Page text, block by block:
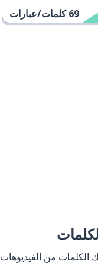
69 كلمات/عبارات
الكلمات من الفيديوهات